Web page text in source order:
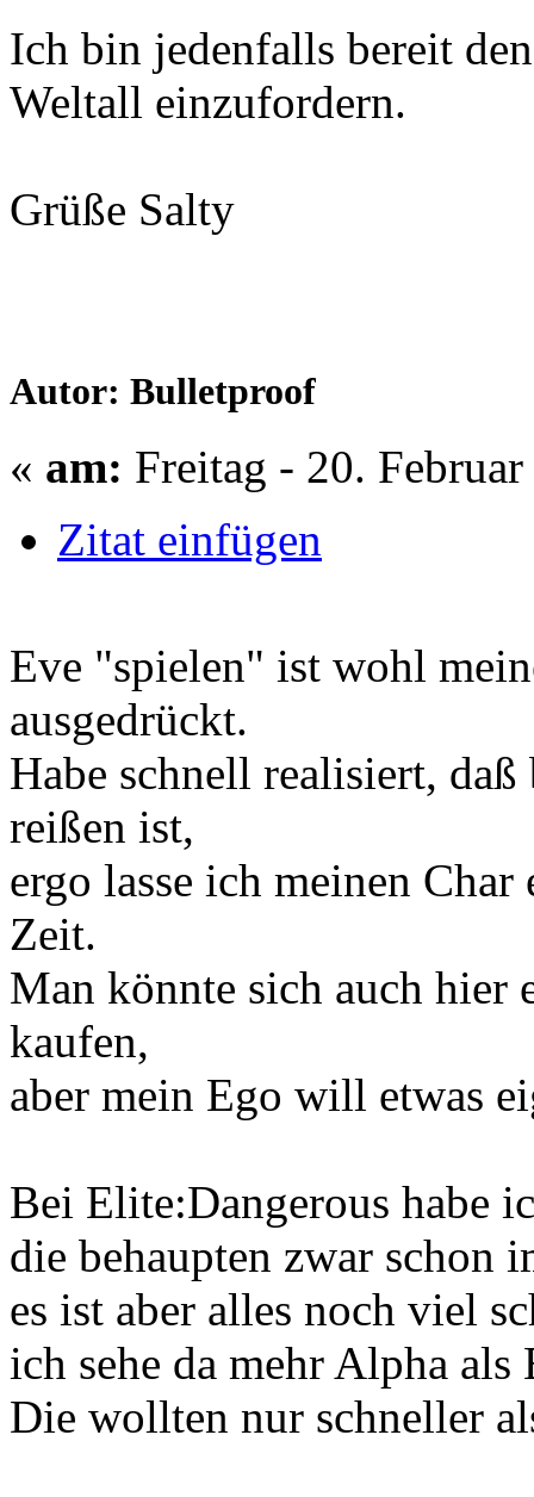
Ich bin jedenfalls bereit
Weltall einzufordern.
Grüße Salty
Autor: Bulletproof
« am: Freitag - 20.
Zitat einfügen
Eve "spielen" ist wohl
ausgedrückt.
Habe schnell realisiert,
reißen ist,
ergo lasse ich meinen
Zeit.
Man könnte sich auch hier
kaufen,
aber mein Ego will etwas
Bei Elite:Dangerous habe
die behaupten zwar schon
es ist aber alles noch viel
ich sehe da mehr Alpha
Die wollten nur schneller